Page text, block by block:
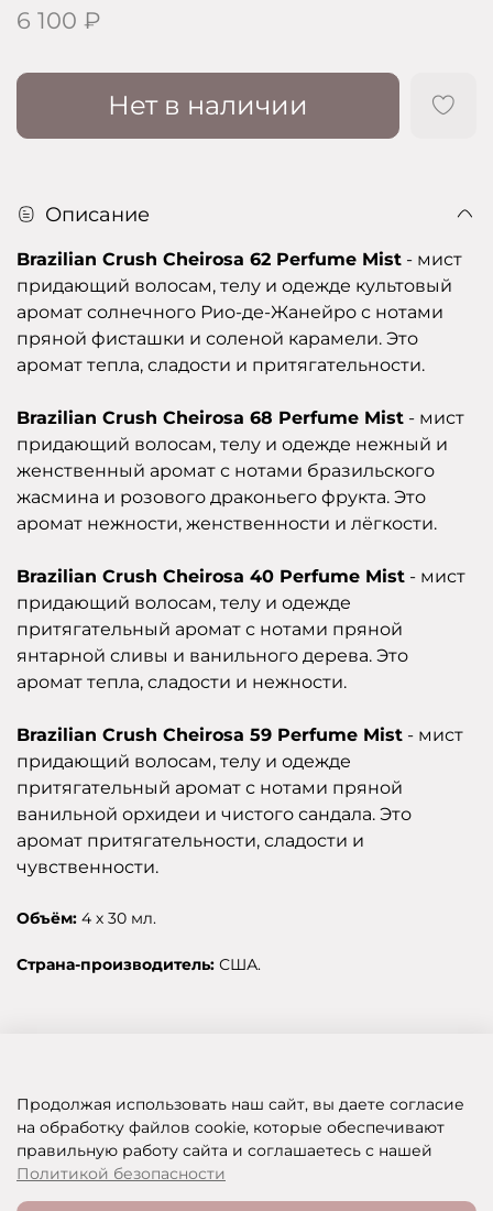
6 100 ₽
Нет в наличии
Описание
Brazilian Crush Cheirosa 62 Perfume Mist - мист
придающий волосам, телу и одежде культовый
аромат солнечного Рио-де-Жанейро с нотами
пряной фисташки и соленой карамели. Это
аромат тепла, сладости и притягательности.
Brazilian Crush Cheirosa 68 Perfume Mist - мист
придающий волосам, телу и одежде нежный и
женственный аромат с нотами бразильского
жасмина и розового драконьего фрукта. Это
аромат нежности, женственности и лёгкости.
Brazilian Crush Cheirosa 40 Perfume Mist - мист
придающий волосам, телу и одежде
притягательный аромат с нотами пряной
янтарной сливы и ванильного дерева. Это
аромат тепла, сладости и нежности.
Brazilian Crush Cheirosa 59 Perfume Mist - мист
придающий волосам, телу и одежде
притягательный аромат с нотами пряной
ванильной орхидеи и чистого сандала. Это
аромат притягательности, сладости и
чувственности.
Объём: 4 х 30 мл.
Страна-производитель: США.
SHOP OF BEAUTY - МУЛЬТИБРЕНДОВЫЙ ИНТЕРНЕТ-МАГАЗИН КОСМЕТИКИ
Продолжая использовать наш сайт, вы даете согласие
на обработку файлов cookie, которые обеспечивают
правильную работу сайта и соглашаетесь с нашей
Политикой безопасности